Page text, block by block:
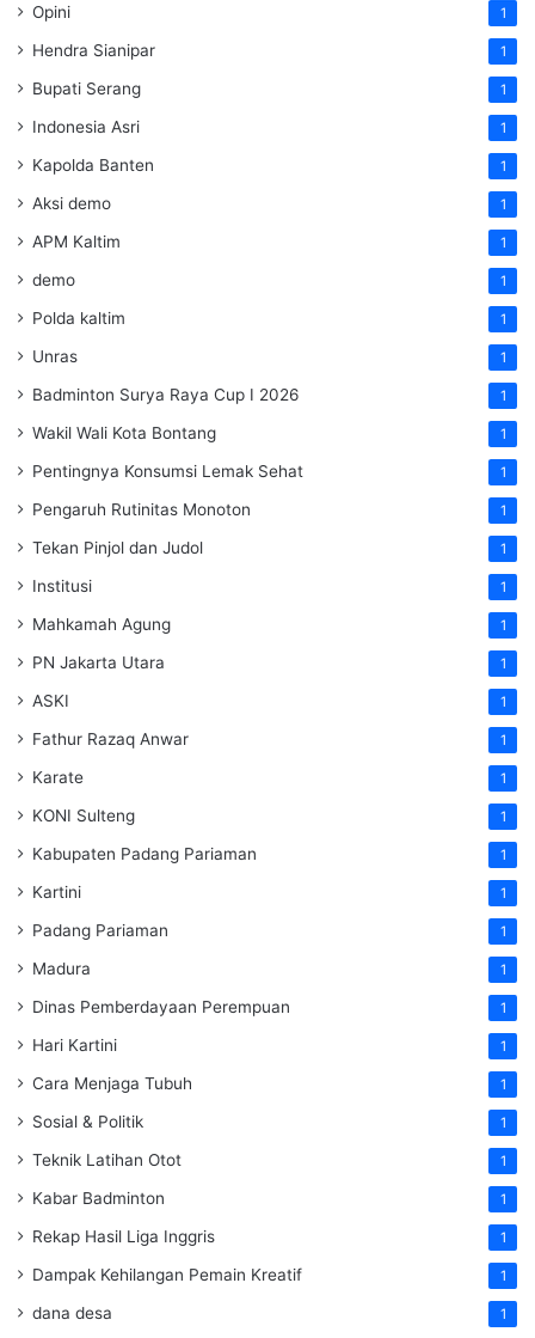
Opini 1
Hendra Sianipar 1
Bupati Serang 1
Indonesia Asri 1
Kapolda Banten 1
Aksi demo 1
APM Kaltim 1
demo 1
Polda kaltim 1
Unras 1
Badminton Surya Raya Cup I 2026 1
Wakil Wali Kota Bontang 1
Pentingnya Konsumsi Lemak Sehat 1
Pengaruh Rutinitas Monoton 1
Tekan Pinjol dan Judol 1
Institusi 1
Mahkamah Agung 1
PN Jakarta Utara 1
ASKI 1
Fathur Razaq Anwar 1
Karate 1
KONI Sulteng 1
Kabupaten Padang Pariaman 1
Kartini 1
Padang Pariaman 1
Madura 1
Dinas Pemberdayaan Perempuan 1
Hari Kartini 1
Cara Menjaga Tubuh 1
Sosial & Politik 1
Teknik Latihan Otot 1
Kabar Badminton 1
Rekap Hasil Liga Inggris 1
Dampak Kehilangan Pemain Kreatif 1
dana desa 1